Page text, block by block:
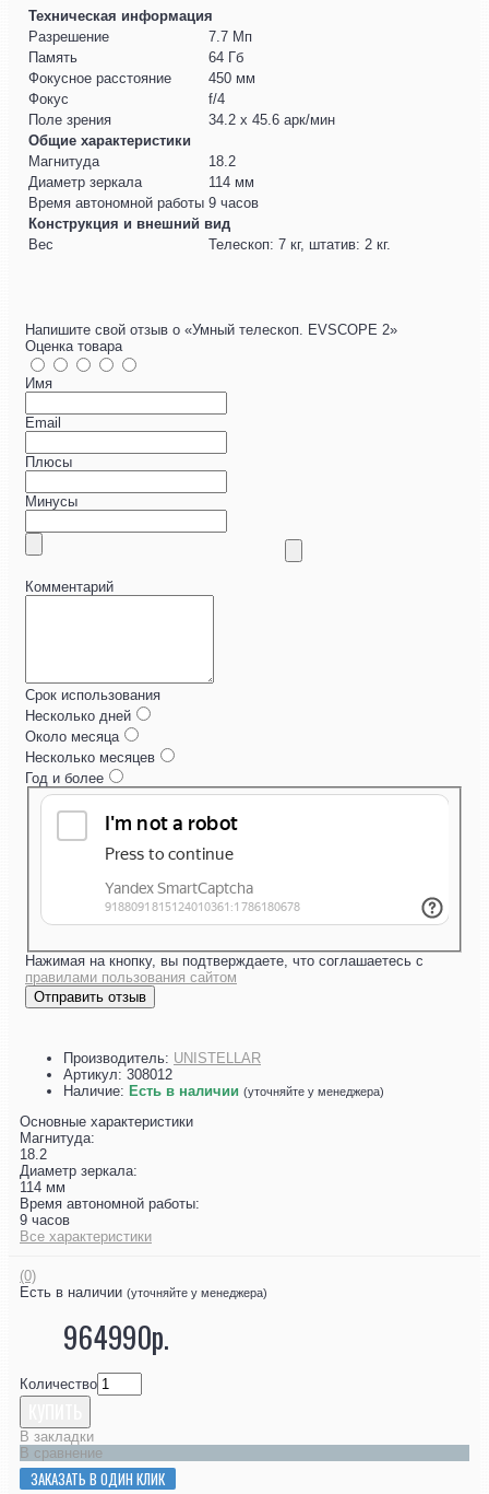
Техническая информация
Разрешение
7.7 Мп
Память
64 Гб
Фокусное расстояние
450 мм
Фокус
f/4
Поле зрения
34.2 x 45.6 арк/мин
Общие характеристики
Магнитуда
18.2
Диаметр зеркала
114 мм
Время автономной работы 9 часов
Конструкция и внешний вид
Вес
Телескоп: 7 кг, штатив: 2 кг.
Напишите свой отзыв о «Умный телескоп. EVSCOPE 2»
Оценка товара
Имя
Email
Плюсы
Минусы
Комментарий
Срок использования
Несколько дней
Около месяца
Несколько месяцев
Год и более
Нажимая на кнопку, вы подтверждаете, что соглашаетесь с
правилами пользования сайтом
Отправить отзыв
Производитель: UNISTELLAR
Артикул: 308012
Наличие: Есть в наличии (уточняйте у менеджера)
Основные характеристики
Магнитуда:
18.2
Диаметр зеркала:
114 мм
Время автономной работы:
9 часов
Все характеристики
(0)
Есть в наличии (уточняйте у менеджера)
964990р.
Количество
В закладки
В сравнение
ЗАКАЗАТЬ В ОДИН КЛИК